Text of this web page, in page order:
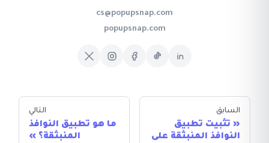
cs@popupsnap.com
popupsnap.com
السابق
تثبيت تطبيق
النوافذ المنبثقة على
التالي
ما هو تطبيق النوافذ
المنبثقة؟